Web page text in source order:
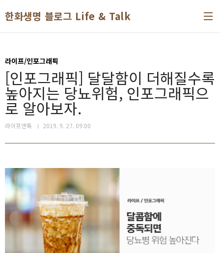
한화생명 블로그 Life & Talk
라이프/인포그래픽
[인포그래픽] 달달함이 더해질수록
높아지는 당뇨위험, 인포그래픽으
로 알아보자.
라이프앤톡 2019. 9. 27. 09:00